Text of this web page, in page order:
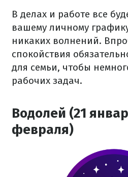
В делах и работе все
вашему личному
никаких волнений.
спокойствия
для семьи, чтобы
рабочих задач.
Водолей (21
февраля)